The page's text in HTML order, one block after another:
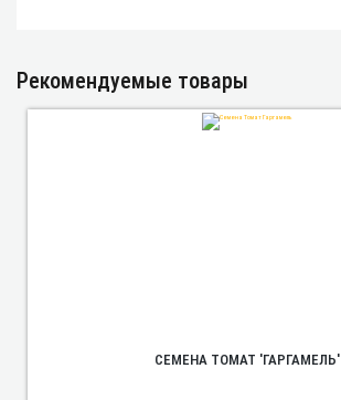
Рекомендуемые товары
СЕМЕНА ТОМАТ 'ГАРГАМЕЛЬ'